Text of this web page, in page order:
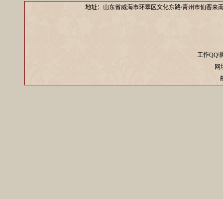
地址：山东省威海市环翠区文化东路/青州市仙客来
工作QQ\
网